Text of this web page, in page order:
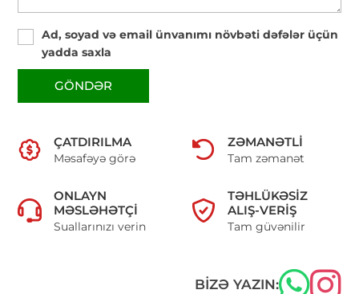
Ad, soyad və email ünvanımı növbəti dəfələr üçün
yadda saxla
GÖNDƏR
ÇATDIRILMA
Məsafəyə görə
ZƏMANƏTLI
Tam zəmanət
ONLAYN
MƏSLƏHƏTÇI
Suallarınızı verin
TƏHLÜKƏSIZ
ALIŞ-VERIŞ
Tam güvənilir
BIZƏ YAZIN: